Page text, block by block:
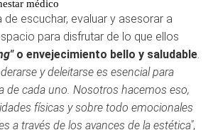
médico
de escuchar, evaluar y asesorar a
para disfrutar de lo que ellos
o envejecimiento bello y saludable.
y deleitarse es esencial para
de cada uno. Nosotros hacemos eso,
físicas y sobre todo emocionales
a través de los avances de la estética",